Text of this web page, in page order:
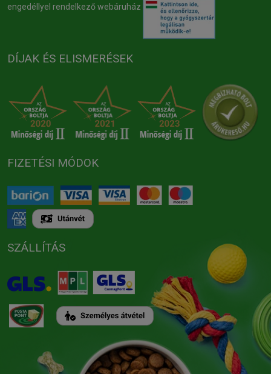
engedéllyel rendelkező webáruház
DÍJAK ÉS ELISMERÉSEK
FIZETÉSI MÓDOK
SZÁLLÍTÁS